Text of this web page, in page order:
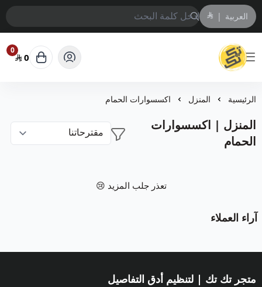
العربية |
متجر تك تك | لتنظيم أدق التفاصيل
0
0
الرئيسية المنزل اكسسوارات الحمام
المنزل | اكسسوارات
الحمام
تعذر جلب المزيد 😢
آراء العملاء
متجر تك تك | لتنظيم أدق التفاصيل